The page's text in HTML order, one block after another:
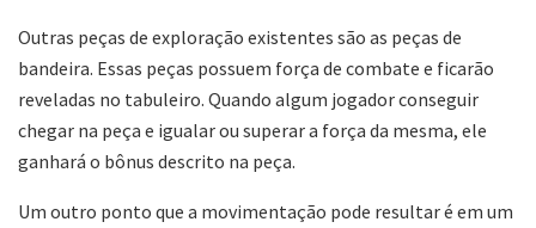
Outras peças de exploração existentes são as peças de
bandeira. Essas peças possuem força de combate e ficarão
reveladas no tabuleiro. Quando algum jogador conseguir
chegar na peça e igualar ou superar a força da mesma, ele
ganhará o bônus descrito na peça.
Um outro ponto que a movimentação pode resultar é em um